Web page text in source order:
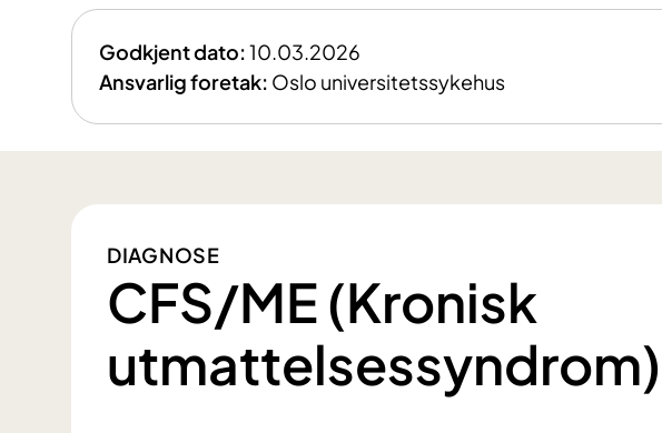
Godkjent dato:10.03.2026
Ansvarlig foretak: Oslo universitetssykehus
DIAGNOSE
CFS/ME (Kronisk
utmattelsessyndrom)